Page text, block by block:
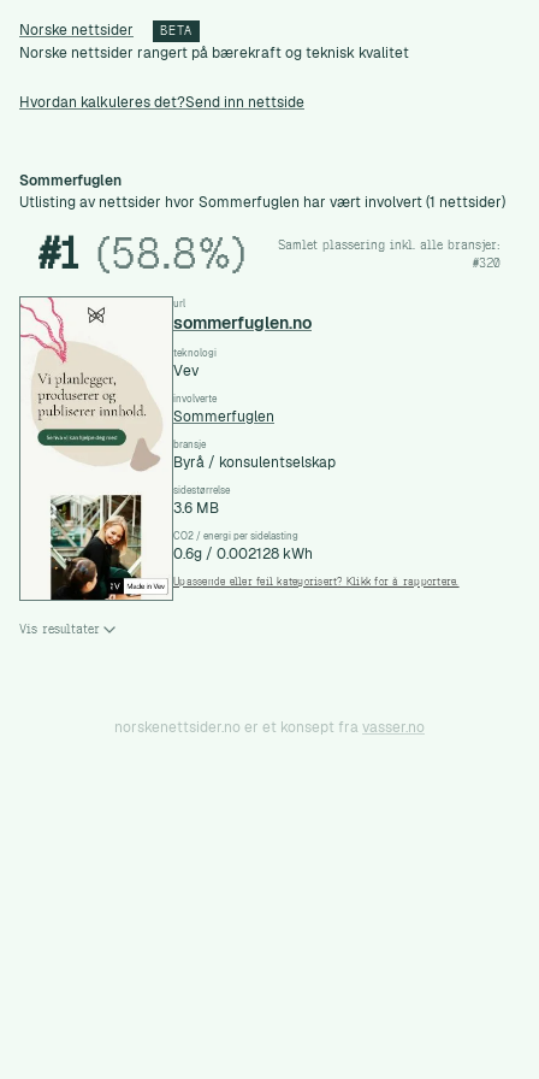
Norske nettsider BETA
Norske nettsider rangert på bærekraft og teknisk kvalitet
Hvordan kalkuleres det?Send inn nettside
Sommerfuglen
Utlisting av nettsider hvor Sommerfuglen har vært involvert (1 nettsider)
#1 (58.8%)
Samlet plassering inkl. alle bransjer:
#320
url
sommerfuglen.no
teknologi
Vev
involverte
Sommerfuglen
bransje
Byrå / konsulentselskap
sidestørrelse
3.6 MB
CO2 / energi per sidelasting
0.6g / 0.002128 kWh
Upassende eller feil kategorisert? Klikk for å rapportere.
Vis resultater
norskenettsider.no er et konsept fravasser.no